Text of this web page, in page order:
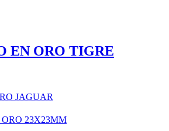
EN ORO TIGRE
JAGUAR